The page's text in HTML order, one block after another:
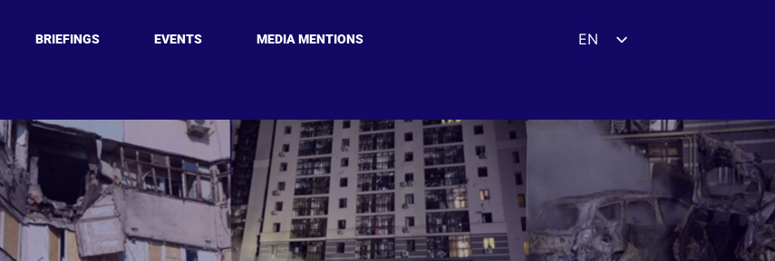
BRIEFINGS EVENTS MEDIA MENTIONS
EN
ZH
HI
AR